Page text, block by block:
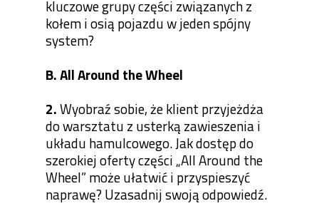
kluczowe grupy części związanych z
kołem i osią pojazdu w jeden spójny
system?
B. All Around the Wheel
2.Wyobraź sobie, że klient przyjeżdża
do warsztatu z usterką zawieszenia i
układu hamulcowego. Jak dostęp do
szerokiej oferty części „All Around the
Wheel” może ułatwić i przyspieszyć
naprawę? Uzasadnij swoją odpowiedź.